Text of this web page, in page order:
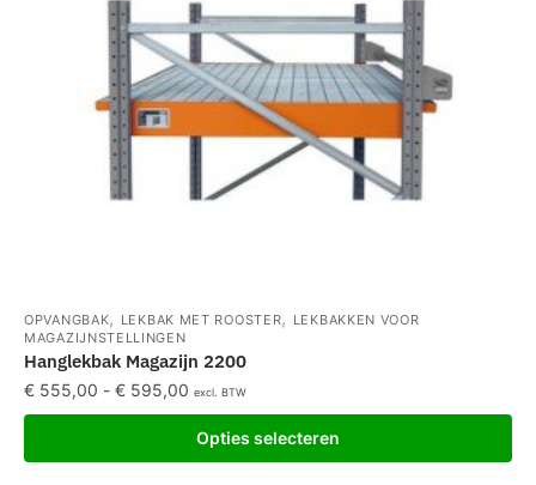
OPVANGBAK, LEKBAK MET ROOSTER, LEKBAKKEN VOOR
MAGAZIJNSTELLINGEN
Hanglekbak Magazijn 2200
€ 555,00 - € 595,00 excl. BTW
Opties selecteren